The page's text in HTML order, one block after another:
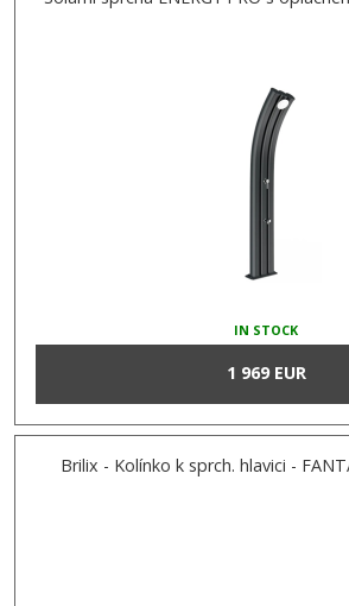
IN STOCK
1 969 EUR
Brilix - Kolínko k sprch. hlavici -